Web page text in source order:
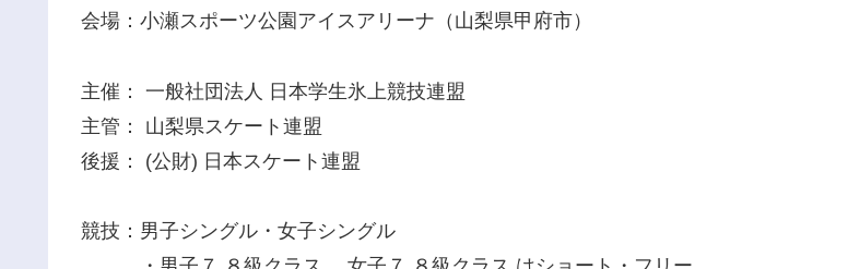
会場：小瀬スポーツ公園アイスアリーナ（山梨県甲府市）
主催： 一般社団法人 日本学生氷上競技連盟
主管： 山梨県スケート連盟
後援： (公財) 日本スケート連盟
競技：男子シングル・女子シングル